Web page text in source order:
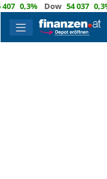
0,3% Dow 54 037 0,3%